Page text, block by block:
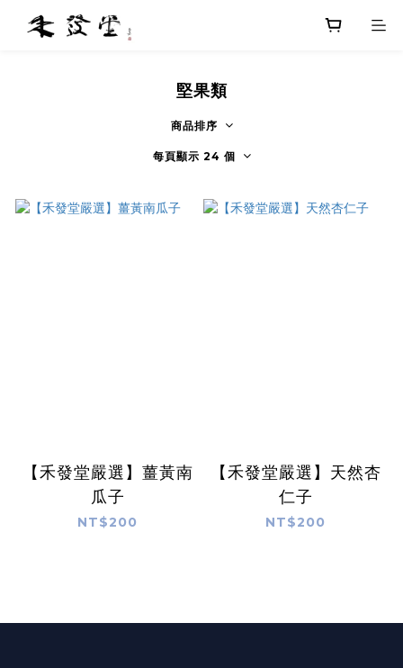
堅果類
商品排序
每頁顯示 24 個
【禾發堂嚴選】薑黃南
瓜子
NT$200
【禾發堂嚴選】天然杏
仁子
NT$200